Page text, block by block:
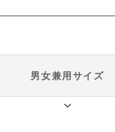
男女兼用 サイズ